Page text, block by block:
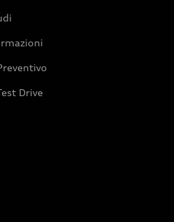
Drive